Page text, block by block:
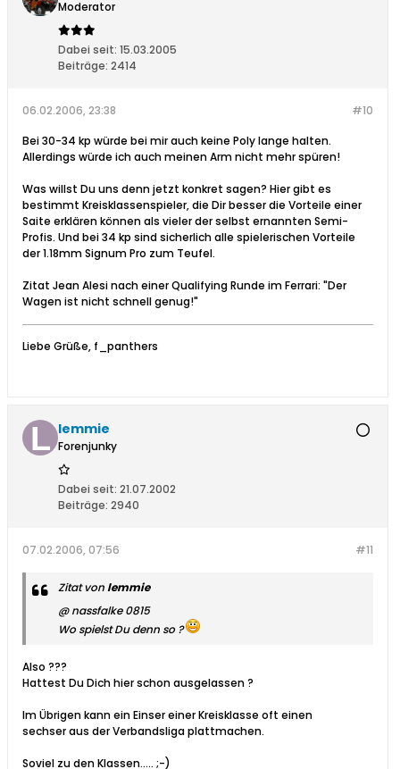
Moderator
Dabei seit: 15.03.2005
Beiträge: 2414
#10
06.02.2006, 23:38
Bei 30-34 kp würde bei mir auch keine Poly lange halten.
Allerdings würde ich auch meinen Arm nicht mehr spüren!
Was willst Du uns denn jetzt konkret sagen? Hier gibt es
bestimmt Kreisklassenspieler, die Dir besser die Vorteile einer
Saite erklären können als vieler der selbst ernannten Semi-
Profis. Und bei 34 kp sind sicherlich alle spielerischen Vorteile
der 1.18mm Signum Pro zum Teufel.
Zitat Jean Alesi nach einer Qualifying Runde im Ferrari: "Der
Wagen ist nicht schnell genug!"
Liebe Grüße, f_panthers
lemmie
Forenjunky
Dabei seit: 21.07.2002
Beiträge: 2940
#11
07.02.2006, 07:56
Zitat vonlemmie
@ nassfalke 0815
Wo spielst Du denn so ?
Also ???
Hattest Du Dich hier schon ausgelassen ?
Im Übrigen kann ein Einser einer Kreisklasse oft einen
sechser aus der Verbandsliga plattmachen.
Soviel zu den Klassen..... ;-)